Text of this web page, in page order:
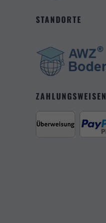
STANDORTE
ZAHLUNGSWEISEN